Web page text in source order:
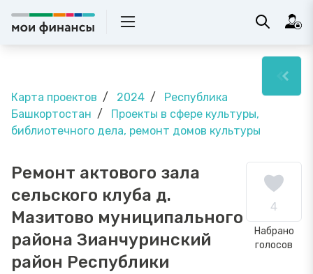
Карта проектов 2024
Республика
Башкортостан
Проекты в сфере культуры,
библиотечного дела, ремонт домов культуры
Ремонт актового зала
сельского клуба д.
Мазитово муниципального
района Зианчуринский
район Республики
4
Набрано
голосов